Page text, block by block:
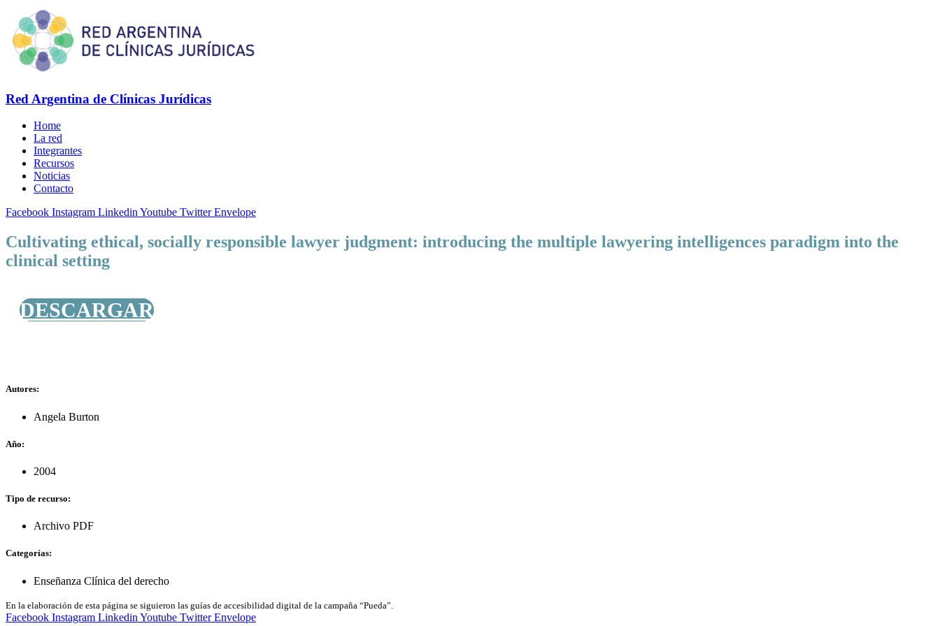
Red Argentina de Clínicas Jurídicas
Home
La red
Integrantes
Recursos
Noticias
Contacto
Facebook Instagram LinkedinYoutube Twitter Envelope
Cultivating ethical, socially responsible lawyer judgment: introducing the multiple lawyering intelligences paradigm into the
clinical setting
DESCARGAR
Autores:
Angela Burton
Año:
2004
Tipo de recurso:
Archivo PDF
Categorías:
Enseñanza Clínica del derecho
En la elaboración de esta página se siguieron las guías de accesibilidad digital de la campaña “Pueda”.
Facebook Instagram Linkedin Youtube Twitter Envelope